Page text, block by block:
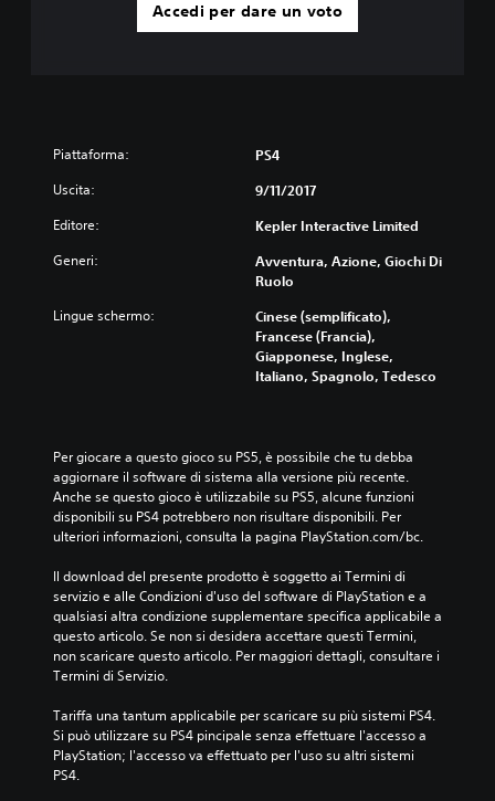
Accedi per dare un voto
Piattaforma: PS4
Uscita: 9/11/2017
Editore: Kepler Interactive Limited
Generi:
Avventura, Azione, Giochi Di
Ruolo
Lingue schermo:
Cinese (semplificato),
Francese (Francia),
Giapponese, Inglese,
Italiano, Spagnolo, Tedesco
Per giocare a questo gioco su PS5, è possibile che tu debba
aggiornare il software di sistema alla versione più recente.
Anche se questo gioco è utilizzabile su PS5, alcune funzioni
disponibili su PS4 potrebbero non risultare disponibili. Per
ulteriori informazioni, consulta la pagina PlayStation.com/bc.
Il download del presente prodotto è soggetto ai Termini di
servizio e alle Condizioni d'uso del software di PlayStation e a
qualsiasi altra condizione supplementare specifica applicabile a
questo articolo. Se non si desidera accettare questi Termini,
non scaricare questo articolo. Per maggiori dettagli, consultare i
Termini di Servizio.
Tariffa una tantum applicabile per scaricare su più sistemi PS4.
Si può utilizzare su PS4 pincipale senza effettuare l'accesso a
PlayStation; l'accesso va effettuato per l'uso su altri sistemi
PS4.